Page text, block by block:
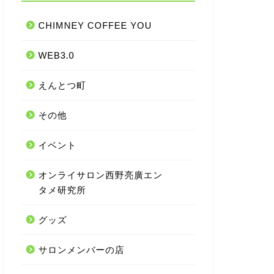
CHIMNEY COFFEE YOU
WEB3.0
えんとつ町
その他
イベント
オンライサロン西野亮廣エン
タメ研究所
グッズ
サロンメンバーの店